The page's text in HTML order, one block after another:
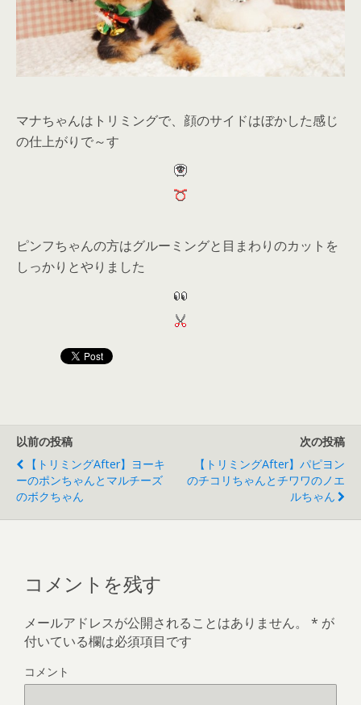
マナちゃんはトリミングで、顔のサイドはぼかした感じ
の仕上がりで～す
ピンフちゃんの方はグルーミングと目まわりのカットを
しっかりとやりました
以前の投稿
【トリミングAfter】ヨーキ
ーのポンちゃんとマルチーズ
のボクちゃん
次の投稿
【トリミングAfter】パピヨン
のチコリちゃんとチワワのノエ
ルちゃん
コメントを残す
メールアドレスが公開されることはありません。 * が
付いている欄は必須項目です
コメント